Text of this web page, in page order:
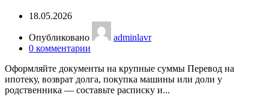
18.05.2026
Опубликовано
adminlavr
0 комментарии
Оформляйте документы на крупные суммы Перевод на
ипотеку, возврат долга, покупка машины или доли у
родственника — составьте расписку и...